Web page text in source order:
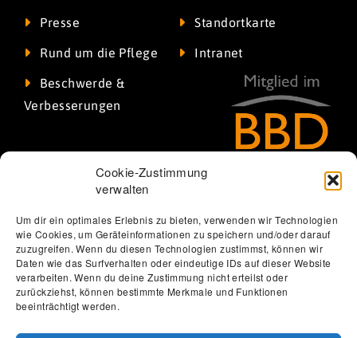
Cookie-Zustimmung
verwalten
Um dir ein optimales Erlebnis zu bieten, verwenden wir Technologien
wie Cookies, um Geräteinformationen zu speichern und/oder darauf
zuzugreifen. Wenn du diesen Technologien zustimmst, können wir
Daten wie das Surfverhalten oder eindeutige IDs auf dieser Website
verarbeiten. Wenn du deine Zustimmung nicht erteilst oder
zurückziehst, können bestimmte Merkmale und Funktionen
beeinträchtigt werden.
Presse Standortkarte
Rund um die Pflege Intranet
Beschwerde &
Verbesserungen
Thomas Löbel | The Web Designer
Datenschutzerklärung